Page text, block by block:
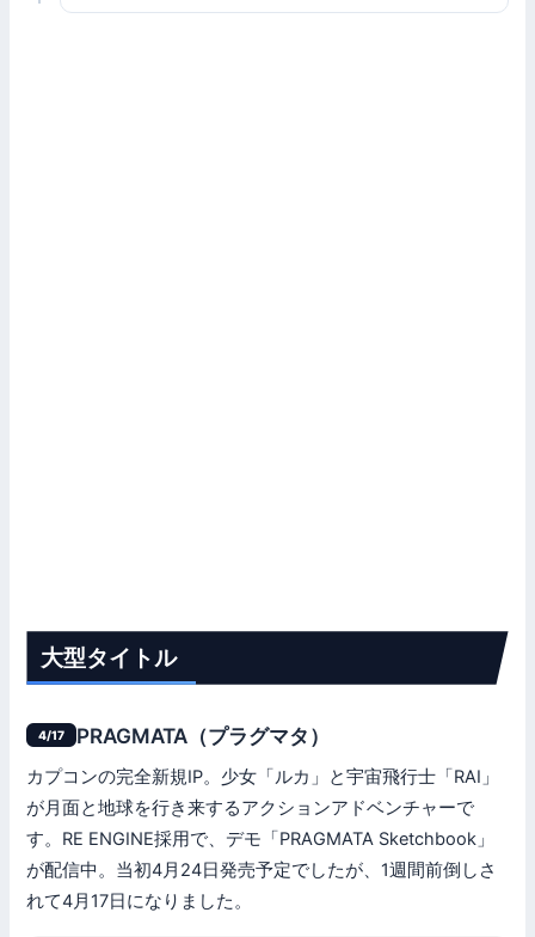
大型タイトル
4/17 PRAGMATA（プラグマタ）
カプコンの完全新規IP。少女「ルカ」と宇宙飛行士「RAI」
が月面と地球を行き来するアクションアドベンチャーで
す。RE ENGINE採用で、デモ「PRAGMATA Sketchbook」
が配信中。当初4月24日発売予定でしたが、1週間前倒しさ
れて4月17日になりました。